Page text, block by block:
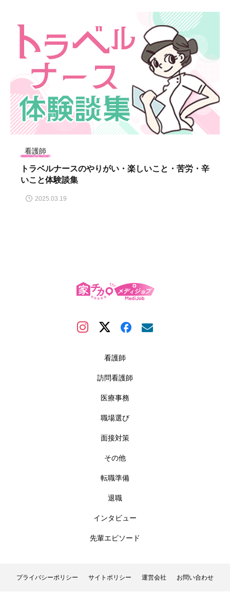
看護師
トラベルナースのやりがい・楽しいこと・苦労・辛
いこと体験談集
2025.03.19
看護師
訪問看護師
医療事務
職場選び
面接対策
その他
転職準備
退職
インタビュー
先輩エピソード
プライバシーポリシー サイトポリシー 運営会社 お問い合わせ